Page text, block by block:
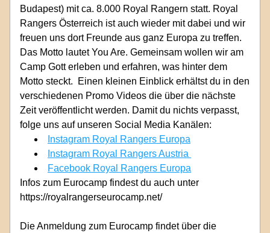
Budapest) mit ca. 8.000 Royal Rangern statt. Royal
Rangers Österreich ist auch wieder mit dabei und wir
freuen uns dort Freunde aus ganz Europa zu treffen.
Das Motto lautet You Are. Gemeinsam wollen wir am
Camp Gott erleben und erfahren, was hinter dem
Motto steckt.  Einen kleinen Einblick erhältst du in den
verschiedenen Promo Videos die über die nächste
Zeit veröffentlicht werden. Damit du nichts verpasst,
folge uns auf unseren Social Media Kanälen:
Instagram Royal Rangers Europa
Instagram Royal Rangers Austria
Facebook Royal Rangers Europa
Infos zum Eurocamp findest du auch unter
https://royalrangerseurocamp.net/
Die Anmeldung zum Eurocamp findet über die